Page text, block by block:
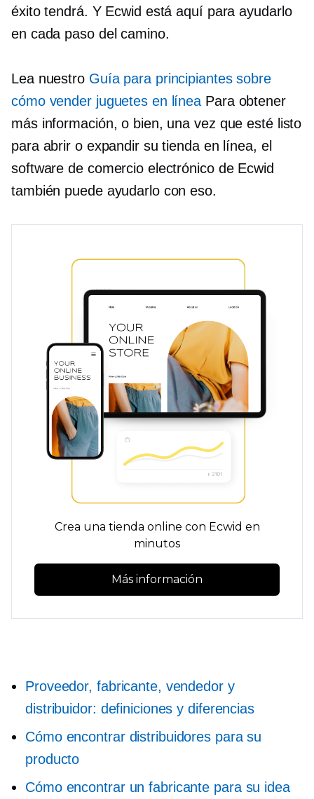
éxito tendrá. Y Ecwid está aquí para ayudarlo
en cada paso del camino.
Lea nuestro Guía para principiantes sobre
cómo vender juguetes en línea Para obtener
más información, o bien, una vez que esté listo
para abrir o expandir su tienda en línea, el
software de comercio electrónico de Ecwid
también puede ayudarlo con eso.
Crea una tienda online con Ecwid en
minutos
Más información
Proveedor, fabricante, vendedor y
distribuidor: definiciones y diferencias
Cómo encontrar distribuidores para su
producto
Cómo encontrar un fabricante para su idea